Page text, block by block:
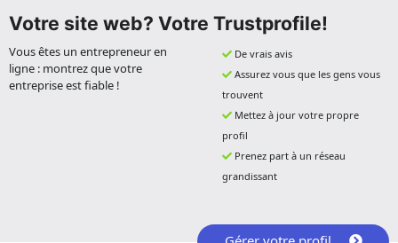
Votre site web? Votre Trustprofile!
Vous êtes un entrepreneur en
ligne : montrez que votre
entreprise est fiable !
De vrais avis
Assurez vous que les gens vous
trouvent
Mettez à jour votre propre
profil
Prenez part à un réseau
grandissant